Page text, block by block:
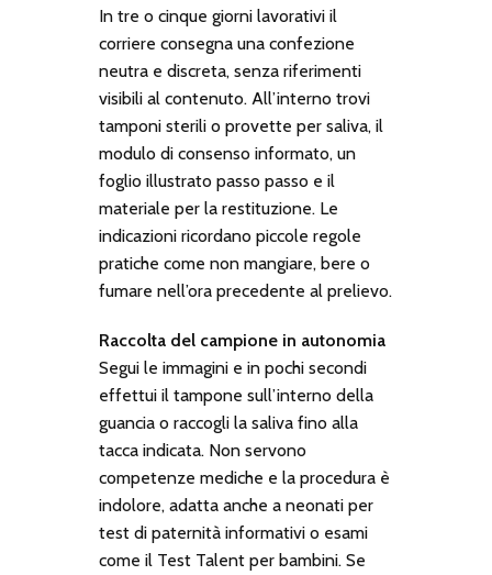
In tre o cinque giorni lavorativi il
corriere consegna una confezione
neutra e discreta, senza riferimenti
visibili al contenuto. All’interno trovi
tamponi sterili o provette per saliva, il
modulo di consenso informato, un
foglio illustrato passo passo e il
materiale per la restituzione. Le
indicazioni ricordano piccole regole
pratiche come non mangiare, bere o
fumare nell’ora precedente al prelievo.
Raccolta del campione in autonomia
Segui le immagini e in pochi secondi
effettui il tampone sull’interno della
guancia o raccogli la saliva fino alla
tacca indicata. Non servono
competenze mediche e la procedura è
indolore, adatta anche a neonati per
test di paternità informativi o esami
come il Test Talentper bambini. Se